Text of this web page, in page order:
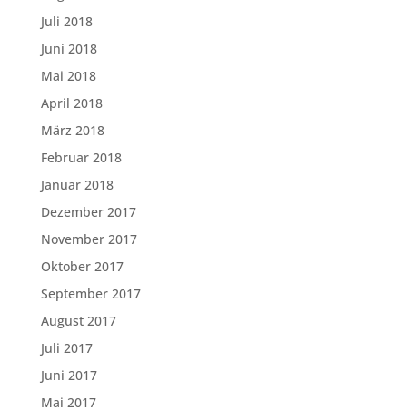
Juli 2018
Juni 2018
Mai 2018
April 2018
März 2018
Februar 2018
Januar 2018
Dezember 2017
November 2017
Oktober 2017
September 2017
August 2017
Juli 2017
Juni 2017
Mai 2017